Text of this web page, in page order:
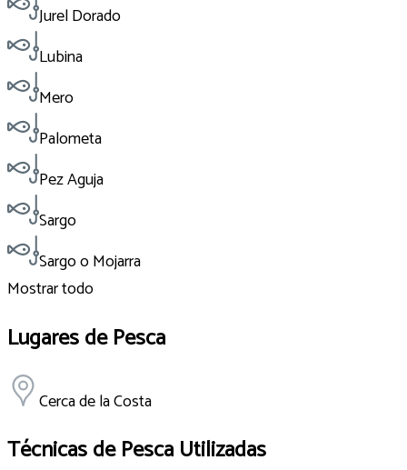
Jurel Dorado
Lubina
Mero
Palometa
Pez Aguja
Sargo
Sargo o Mojarra
Mostrar todo
Lugares de Pesca
Cerca de la Costa
Técnicas de Pesca Utilizadas